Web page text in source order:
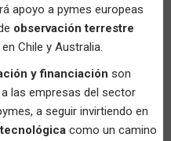
apoyo a pymes europeas
observación terrestre
Chile y Australia.
y financiación son
las empresas del sector
a seguir invirtiendo en
como un camino